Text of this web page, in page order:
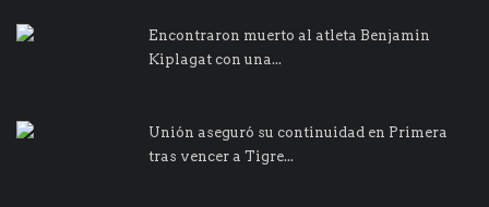
Encontraron muerto al atleta Benjamin
Kiplagat con una...
Unión aseguró su continuidad en Primera
tras vencer a Tigre...